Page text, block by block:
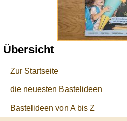
Übersicht
Zur Startseite
die neuesten Bastelideen
Bastelideen von A bis Z